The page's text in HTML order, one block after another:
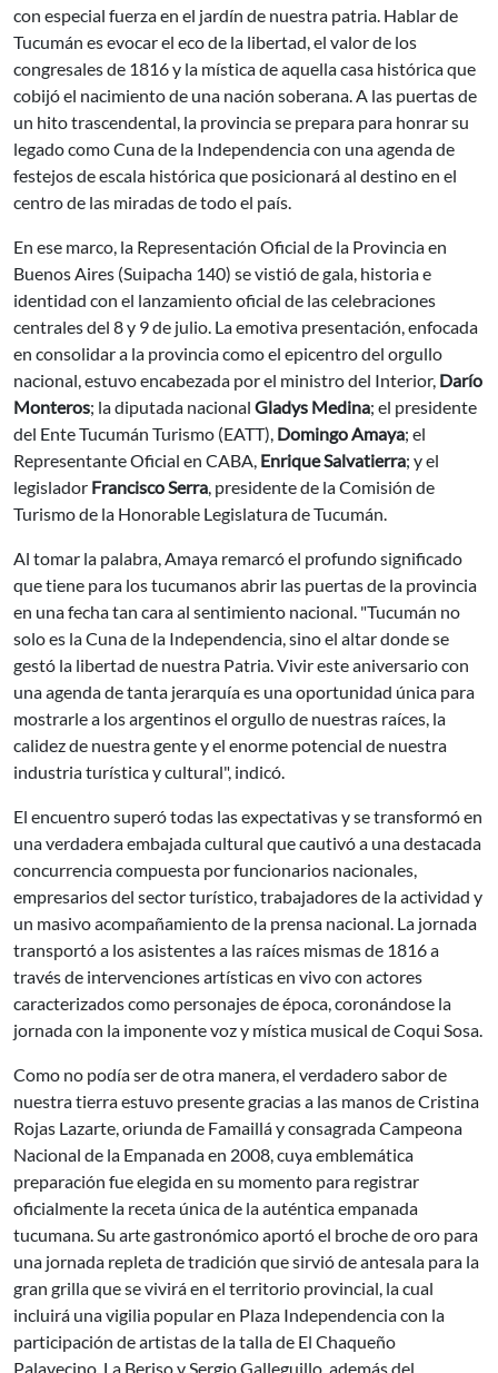
con especial fuerza en el jardín de nuestra patria. Hablar de
Tucumán es evocar el eco de la libertad, el valor de los
congresales de 1816 y la mística de aquella casa histórica que
cobijó el nacimiento de una nación soberana. A las puertas de
un hito trascendental, la provincia se prepara para honrar su
legado como Cuna de la Independencia con una agenda de
festejos de escala histórica que posicionará al destino en el
centro de las miradas de todo el país.
En ese marco, la Representación Oficial de la Provincia en
Buenos Aires (Suipacha 140) se vistió de gala, historia e
identidad con el lanzamiento oficial de las celebraciones
centrales del 8 y 9 de julio. La emotiva presentación, enfocada
en consolidar a la provincia como el epicentro del orgullo
nacional, estuvo encabezada por el ministro del Interior, Darío
Monteros; la diputada nacional Gladys Medina; el presidente
del Ente Tucumán Turismo (EATT), Domingo Amaya; el
Representante Oficial en CABA, Enrique Salvatierra; y el
legislador Francisco Serra, presidente de la Comisión de
Turismo de la Honorable Legislatura de Tucumán.
Al tomar la palabra, Amaya remarcó el profundo significado
que tiene para los tucumanos abrir las puertas de la provincia
en una fecha tan cara al sentimiento nacional. "Tucumán no
solo es la Cuna de la Independencia, sino el altar donde se
gestó la libertad de nuestra Patria. Vivir este aniversario con
una agenda de tanta jerarquía es una oportunidad única para
mostrarle a los argentinos el orgullo de nuestras raíces, la
calidez de nuestra gente y el enorme potencial de nuestra
industria turística y cultural", indicó.
El encuentro superó todas las expectativas y se transformó en
una verdadera embajada cultural que cautivó a una destacada
concurrencia compuesta por funcionarios nacionales,
empresarios del sector turístico, trabajadores de la actividad y
un masivo acompañamiento de la prensa nacional. La jornada
transportó a los asistentes a las raíces mismas de 1816 a
través de intervenciones artísticas en vivo con actores
caracterizados como personajes de época, coronándose la
jornada con la imponente voz y mística musical de Coqui Sosa.
Como no podía ser de otra manera, el verdadero sabor de
nuestra tierra estuvo presente gracias a las manos de Cristina
Rojas Lazarte, oriunda de Famaillá y consagrada Campeona
Nacional de la Empanada en 2008, cuya emblemática
preparación fue elegida en su momento para registrar
oficialmente la receta única de la auténtica empanada
tucumana. Su arte gastronómico aportó el broche de oro para
una jornada repleta de tradición que sirvió de antesala para la
gran grilla que se vivirá en el territorio provincial, la cual
incluirá una vigilia popular en Plaza Independencia con la
participación de artistas de la talla de El Chaqueño
Palavecino, La Beriso y Sergio Galleguillo, además del